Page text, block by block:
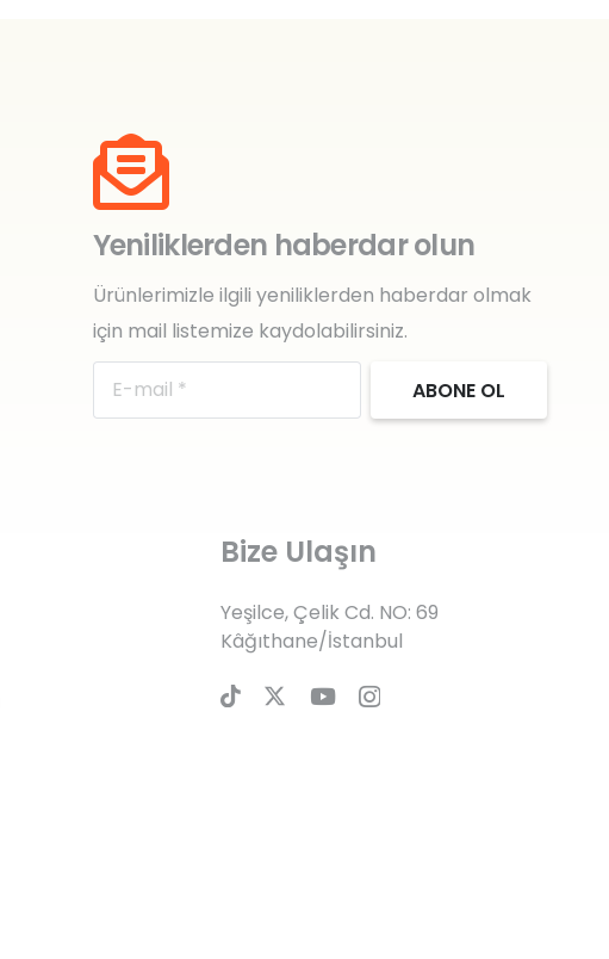
Yeniliklerden haberdar olun
Ürünlerimizle ilgili yeniliklerden haberdar olmak
için mail listemize kaydolabilirsiniz.
ABONE OL
Bize Ulaşın
Yeşilce, Çelik Cd. NO: 69
Kâğıthane/İstanbul